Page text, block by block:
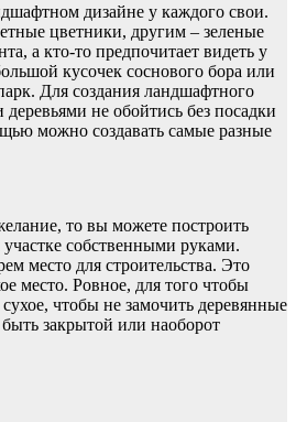
дизайне у каждого свои.
цветники, другим – зеленые
а кто-то предпочитает видеть у
кусочек соснового бора или
Для создания ландшафтного
не обойтись без посадки
можно создавать самые разные
то вы можете построить
участке собственными руками.
место для строительства. Это
место. Ровное, для того чтобы
чтобы не замочить деревянные
закрытой или наоборот